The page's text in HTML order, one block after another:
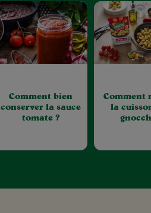
Comment bien
conserver la sauce
tomate ?
Comment
la